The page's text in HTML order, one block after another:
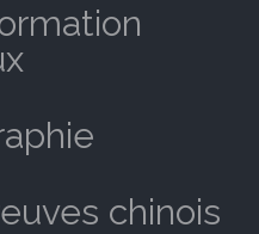
chinois